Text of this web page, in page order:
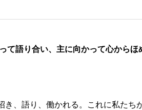
て語り合い、主に向かって心から
、語り、働かれる。これに私たち